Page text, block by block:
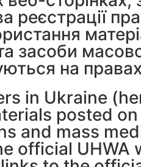
реєстрації
засоби
на
in Ukraine
posted
and mass
official UHWA